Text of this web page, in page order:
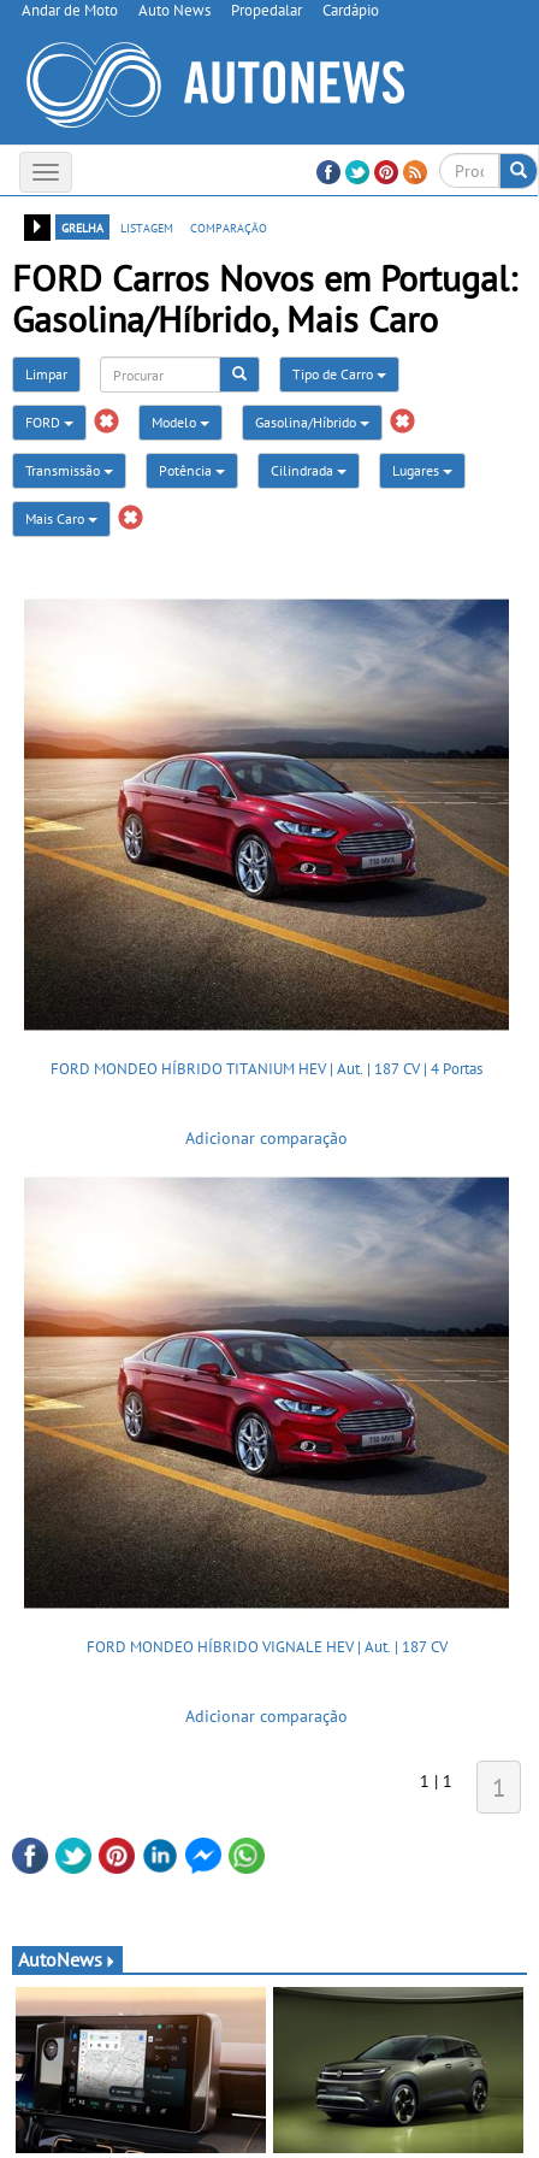
Andar de Moto Auto News Propedalar Cardápio
Toggle
navigation
grelha
listagem comparação
FORD Carros Novos em Portugal:
Gasolina/Híbrido, Mais Caro
Limpar Tipo de Carro
FORD Modelo Gasolina/Híbrido
Transmissão Potência Cilindrada Lugares
Mais Caro
FORD MONDEO HÍBRIDO TITANIUM HEV | Aut. | 187 CV | 4 Portas
Adicionar comparação
FORD MONDEO HÍBRIDO VIGNALE HEV | Aut. | 187 CV
Adicionar comparação
1 | 1 1
AutoNews